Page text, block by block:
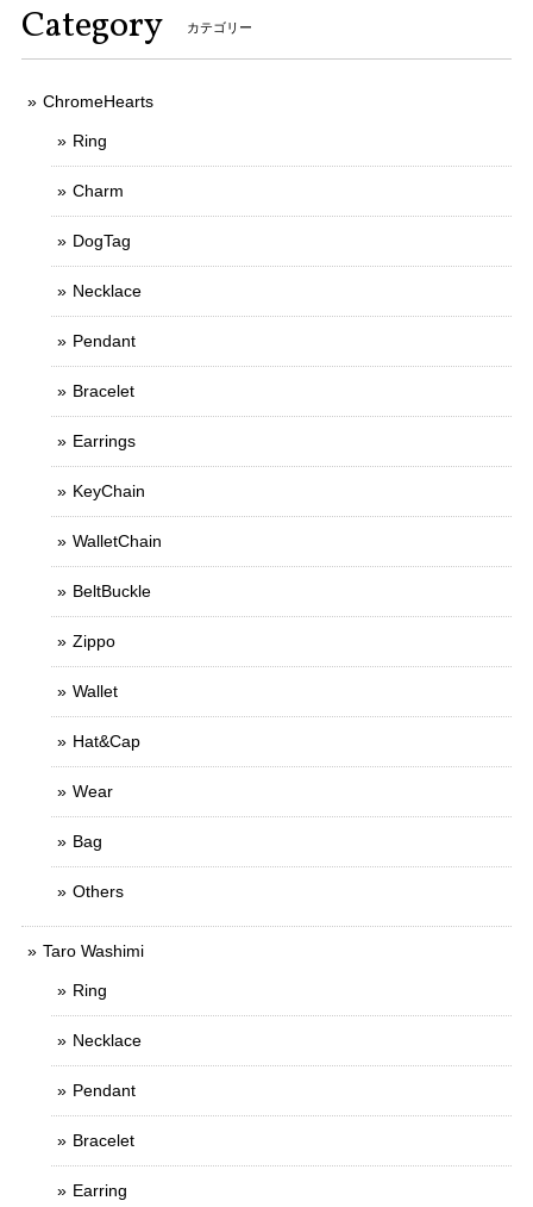
Category カテゴリー
ChromeHearts
Ring
Charm
DogTag
Necklace
Pendant
Bracelet
Earrings
KeyChain
WalletChain
BeltBuckle
Zippo
Wallet
Hat&Cap
Wear
Bag
Others
Taro Washimi
Ring
Necklace
Pendant
Bracelet
Earring